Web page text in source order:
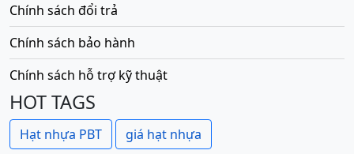
Chính sách đổi trả
Chính sách bảo hành
Chính sách hỗ trợ kỹ thuật
HOT TAGS
Hạt nhựa PBT giá hạt nhựa